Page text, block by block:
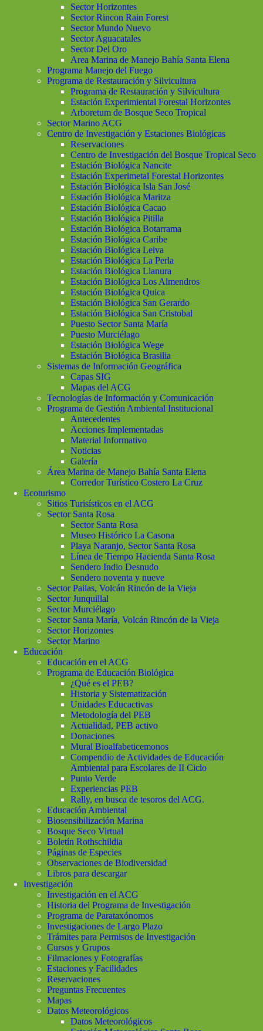
Sector Horizontes
Sector Rincon Rain Forest
Sector Mundo Nuevo
Sector Aguacatales
Sector Del Oro
Area Marina de Manejo Bahía Santa Elena
Programa Manejo del Fuego
Programa de Restauración y Silvicultura
Programa de Restauración y Silvicultura
Estación Experimiental Forestal Horizontes
Arboretum de Bosque Seco Tropical
Sector Marino ACG
Centro de Investigación y Estaciones Biológicas
Reservaciones
Centro de Investigación del Bosque Tropical Seco
Estación Biológica Nancite
Estación Experimetal Forestal Horizontes
Estación Biológica Isla San José
Estación Biológica Maritza
Estación Biológica Cacao
Estación Biológica Pitilla
Estación Biológica Botarrama
Estación Biológica Caribe
Estación Biológica Leiva
Estación Biológica La Perla
Estación Biológica Llanura
Estación Biológica Los Almendros
Estación Biológica Quica
Estación Biológica San Gerardo
Estación Biológica San Cristobal
Puesto Sector Santa María
Puesto Murciélago
Estación Biológica Wege
Estación Biológica Brasilia
Sistemas de Información Geográfica
Capas SIG
Mapas del ACG
Tecnologías de Información y Comunicación
Programa de Gestión Ambiental Institucional
Antecedentes
Acciones Implementadas
Material Informativo
Noticias
Galería
Área Marina de Manejo Bahía Santa Elena
Corredor Turístico Costero La Cruz
Ecoturismo
Sitios Turisísticos en el ACG
Sector Santa Rosa
Sector Santa Rosa
Museo Histórico La Casona
Playa Naranjo, Sector Santa Rosa
Línea de Tiempo Hacienda Santa Rosa
Sendero Indio Desnudo
Sendero noventa y nueve
Sector Pailas, Volcán Rincón de la Vieja
Sector Junquillal
Sector Murciélago
Sector Santa María, Volcán Rincón de la Vieja
Sector Horizontes
Sector Marino
Educación
Educación en el ACG
Programa de Educación Biológica
¿Qué es el PEB?
Historia y Sistematización
Unidades Educactivas
Metodología del PEB
Actualidad, PEB activo
Donaciones
Mural Bioalfabeticemonos
Compendio de Actividades de Educación
Ambiental para Escolares de II Ciclo
Punto Verde
Experiencias PEB
Rally, en busca de tesoros del ACG.
Educación Ambiental
Biosensibilización Marina
Bosque Seco Virtual
Boletín Rothschildia
Páginas de Especies
Observaciones de Biodiversidad
Libros para descargar
Investigación
Investigación en el ACG
Historia del Programa de Investigación
Programa de Parataxónomos
Investigaciones de Largo Plazo
Trámites para Permisos de Investigación
Cursos y Grupos
Filmaciones y Fotografías
Estaciones y Facilidades
Reservaciones
Preguntas Frecuentes
Mapas
Datos Meteorológicos
Datos Meteorológicos